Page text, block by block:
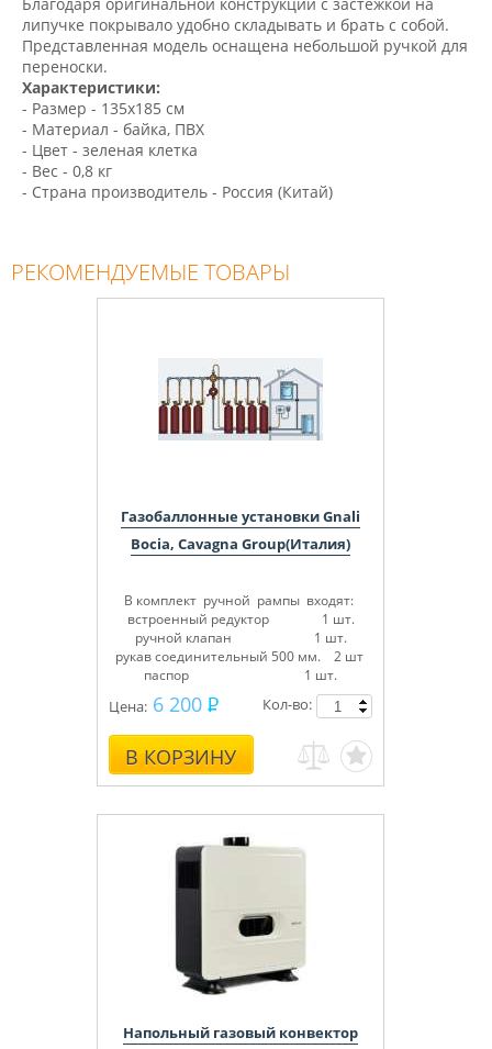
липучке покрывало удобно складывать и брать с собой.
Представленная модель оснащена небольшой ручкой для
переноски.
Характеристики:
- Размер - 135х185 см
- Материал - байка, ПВХ
- Цвет - зеленая клетка
- Вес - 0,8 кг
- Страна производитель - Россия (Китай)
РЕКОМЕНДУЕМЫЕ ТОВАРЫ
Газобаллонные установки Gnali
Bocia, Cavagna Group(Италия)
В комплект ручной рампы входят:
встроенный редуктор 1 шт.
ручной клапан 1 шт.
рукав соединительный 500 мм. 2 шт
паспор 1 шт.
Цена: 6 200
В КОРЗИНУ
Кол-во:
Напольный газовый конвектор